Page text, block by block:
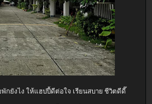
พักยังไง ให้แฮปปี้ดีต่อใจ เรียนสบาย ชีวิตดีดี๊